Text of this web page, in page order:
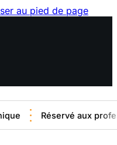
au pied de page
Réservé aux